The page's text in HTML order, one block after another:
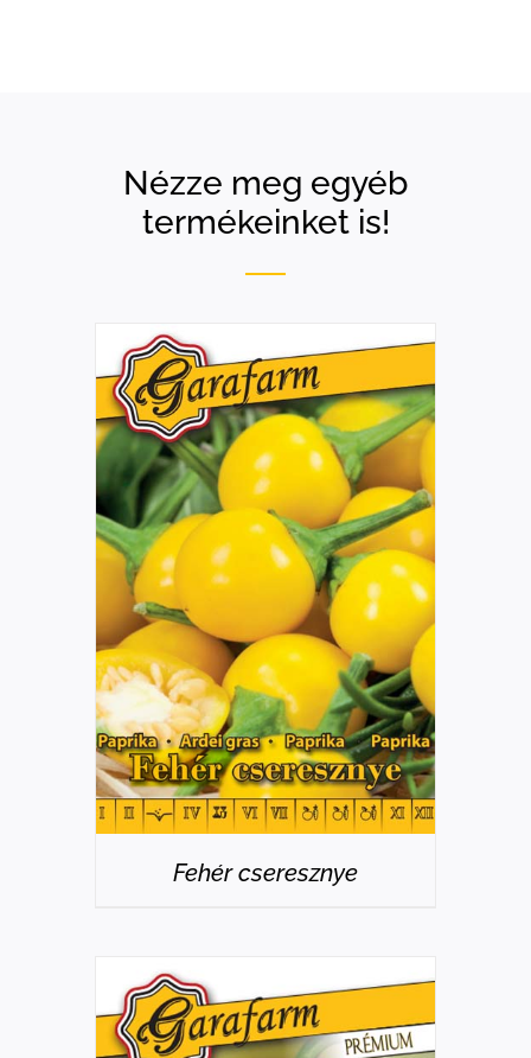
Nézze meg egyéb
termékeinket is!
RÉSZLETEK
Fehér cseresznye